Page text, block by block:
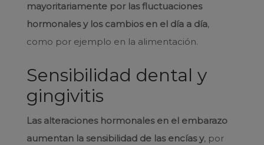
mayoritariamente por las fluctuaciones
hormonales y los cambios en el día a día,
como por ejemplo en la alimentación.
Sensibilidad dental y
gingivitis
Las alteraciones hormonales en el embarazo
aumentan la sensibilidad de las encías y, por